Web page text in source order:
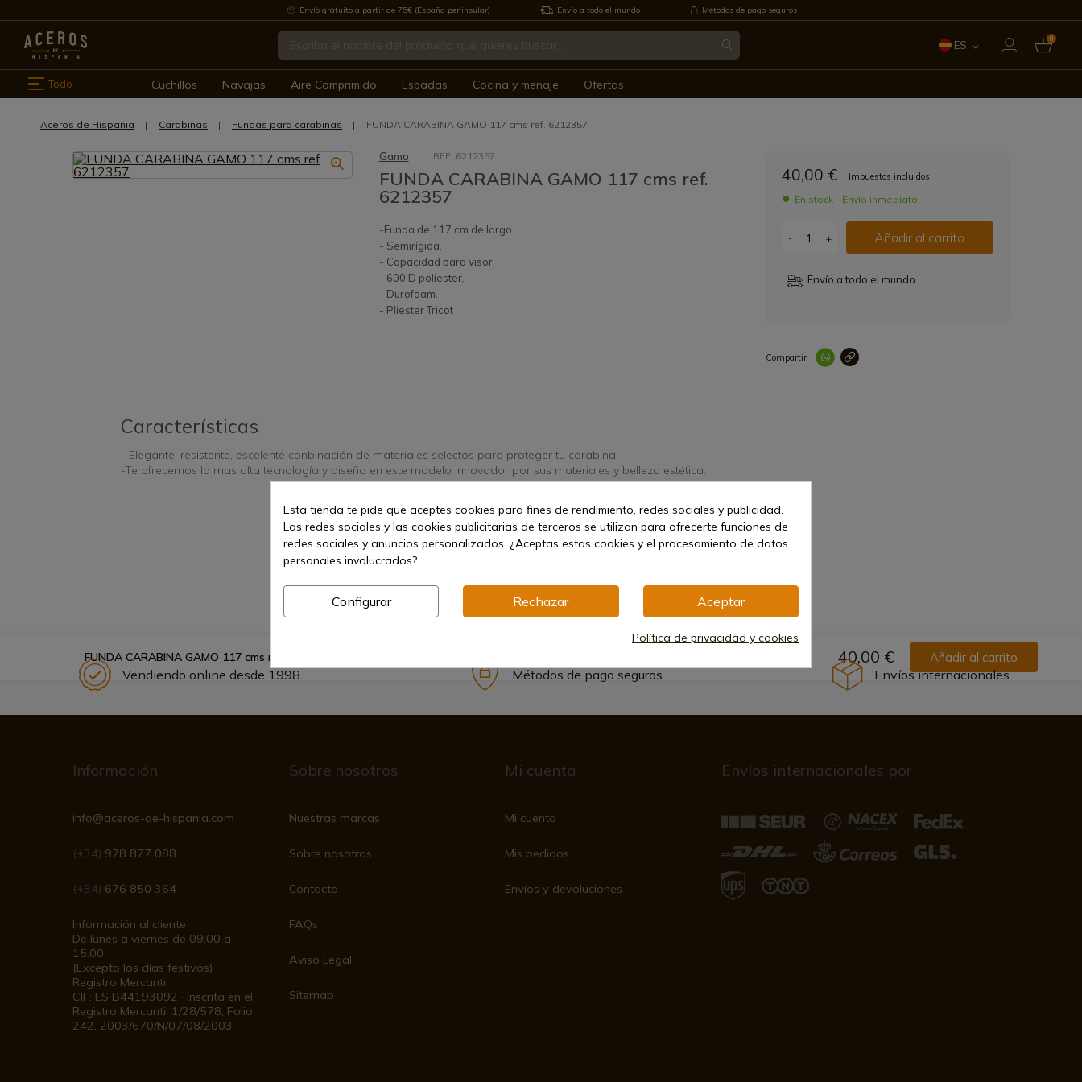
Envío gratuito a partir de 75€ (España peninsular) Envío a todo el mundo Métodos de pago seguros
ES 0
Todo Cuchillos Navajas Aire Comprimido Espadas Cocina y menaje Ofertas
Aceros de Hispania Carabinas Fundas para carabinas FUNDA CARABINA GAMO 117 cms ref. 6212357
Gamo REF: 6212357
FUNDA CARABINA GAMO 117 cms ref.
6212357
-Funda de 117 cm de largo.
- Semirígida.
- Capacidad para visor.
- 600 D poliester.
- Durofoam.
- Pliester Tricot
40,00 € Impuestos incluidos
En stock - Envío inmediato
- + Añadir al carrito
Envío a todo el mundo
Compartir
Características
- Elegante, resistente, escelente conbinación de materiales selectos para proteger tu carabina.
-Te ofrecemos la mas alta tecnología y diseño en este modelo innovador por sus materiales y belleza estética.
FUNDA CARABINA GAMO 117 cms ref. 6212357 40,00 € Añadir al carrito
Vendiendo online desde 1998 Métodos de pago seguros Envíos internacionales
Información
info@aceros-de-hispania.com
(+34) 978 877 088
(+34) 676 850 364
Información al cliente
De lunes a viernes de 09:00 a
15:00
(Excepto los días festivos)
Registro Mercantil
CIF: ES B44193092 · Inscrita en el
Registro Mercantil 1/28/578, Folio
242, 2003/670/N/07/08/2003
Sobre nosotros
Nuestras marcas
Sobre nosotros
Contacto
FAQs
Aviso Legal
Sitemap
Mi cuenta
Mi cuenta
Mis pedidos
Envíos y devoluciones
Envíos internacionales por
Esta tienda te pide que aceptes cookies para fines de rendimiento, redes sociales y publicidad.
Las redes sociales y las cookies publicitarias de terceros se utilizan para ofrecerte funciones de
redes sociales y anuncios personalizados. ¿Aceptas estas cookies y el procesamiento de datos
personales involucrados?
Configurar Rechazar Aceptar
Política de privacidad y cookies